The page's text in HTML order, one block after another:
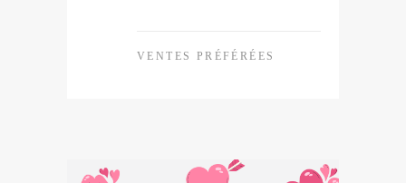
VENTES PRÉFÉRÉES